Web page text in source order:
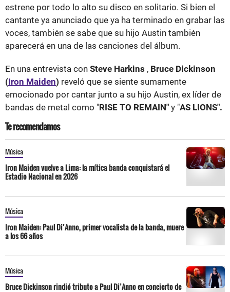
estrene por todo lo alto su disco en solitario. Si bien el
cantante ya anunciado que ya ha terminado en grabar las
voces, también se sabe que su hijo Austin también
aparecerá en una de las canciones del álbum.
En una entrevista con Steve Harkins , Bruce Dickinson
(Iron Maiden) reveló que se siente sumamente
emocionado por cantar junto a su hijo Austin, ex líder de
bandas de metal como "RISE TO REMAIN" y "AS LIONS".
Te recomendamos
Música
Iron Maiden vuelve a Lima: la mítica banda conquistará el
Estadio Nacional en 2026
Música
Iron Maiden: Paul Di’Anno, primer vocalista de la banda, muere
a los 66 años
Música
Bruce Dickinson rindió tributo a Paul Di’Anno en concierto de